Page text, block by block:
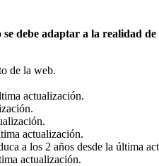
debe adaptar a la realidad de
de la web.
actualización.
actualización.
a los 2 años desde la última
actualización.